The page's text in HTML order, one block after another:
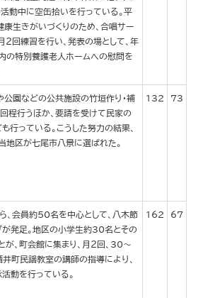
動中に空缶拾いを行っている。平
康生きがいづくりのため、合唱サー
２回練習を行い、発表の場として、年
の特別養護老人ホームへの慰問を
公園などの公共施設の竹垣作り・補
程行うほか、要請を受けて民家の
行っている。こうした努力の結果、
地区が七尾市八景に選ばれた。
132 73
、会員約50名を中心として、八木節
発足。地区の小学生約30名とその
、町会館に集まり、月２回、30～
町民謡教室の講師の指導により、
動を行っている。
162 67